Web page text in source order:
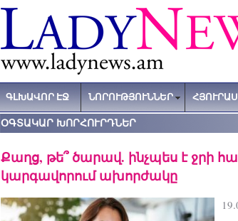
ԳԼԽԱՎՈՐ ԷՋ ՆՈՐՈՒԹՅՈՒՆՆԵՐ
ՕԳՏԱԿԱՐ ԽՈՐՀՈՒՐԴՆԵՐ
Քաղց, թե՞ ծարավ. ինչպես է ջրի
կարգավորում ախորժակը